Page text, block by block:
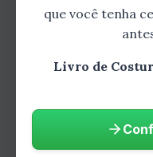
que você tenha
Livro de